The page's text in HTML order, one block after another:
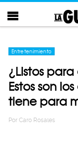
Entretenimiento
¿Listos
Estos son
tiene para
Por Caro Rosales